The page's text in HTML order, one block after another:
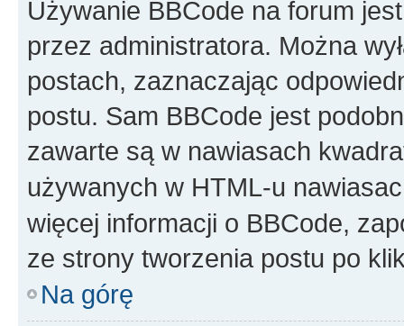
Używanie BBCode na forum
przez administratora. Można
postach, zaznaczając
postu. Sam BBCode jest
zawarte są w nawiasach
używanych w HTML-u
więcej informacji o BBCode,
ze strony tworzenia postu po
Na górę